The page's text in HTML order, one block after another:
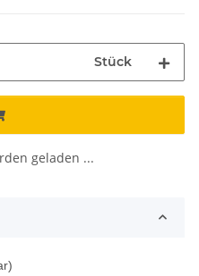
Stück
geladen ...